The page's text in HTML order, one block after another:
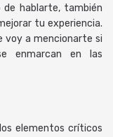
de hablarte, también
tu experiencia.
voy a mencionarte si
enmarcan en las
elementos críticos